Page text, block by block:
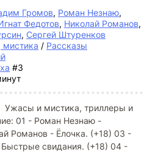
Громов, Роман Незнаю,
Федотов, Николай Романов,
, Сергей Штуренков
/ Рассказы
#3
Ужасы и мистика, триллеры и
01 - Роман Незнаю -
Романов - Ёлочка. (+18) 03 -
свидания. (+18) 04 -